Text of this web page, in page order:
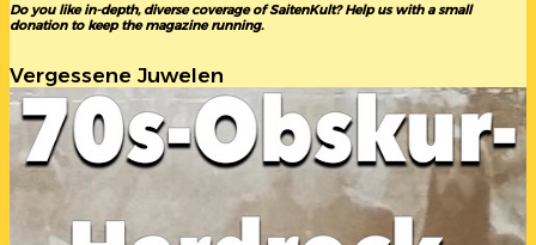
Do you like in-depth, diverse coverage of SaitenKult? Help us with a small
donation to keep the magazine running.
Vergessene Juwelen